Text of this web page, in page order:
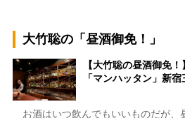
大竹聡の「昼酒御免！」
【大竹聡の昼酒御免
「マンハッタン」新
お酒はいつ飲んでもいいものだが、